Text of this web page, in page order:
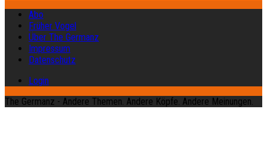
Abo
Früher Vogel
Über The Germanz
Impressum
Datenschutz
Login
The Germanz - Andere Themen. Andere Köpfe. Andere Meinungen.